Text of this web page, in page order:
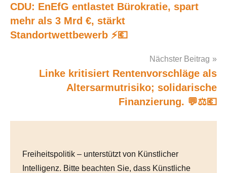
Post
navigation
CDU: EnEfG entlastet Bürokratie, spart
mehr als 3 Mrd €, stärkt
Standortwettbewerb ⚡️💶
Nächster Beitrag
Linke kritisiert Rentenvorschläge als
Altersarmutrisiko; solidarische
Finanzierung. 💬⚖️💶
Freiheitspolitik – unterstützt von Künstlicher
Intelligenz. Bitte beachten Sie, dass Künstliche